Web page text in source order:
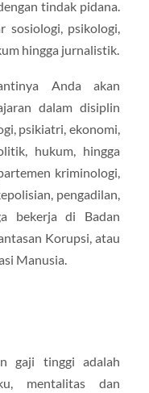
tindak pidana.
sosiologi, psikologi,
hingga jurnalistik.
Anda akan
dalam disiplin
psikiatri, ekonomi,
hukum, hingga
kriminologi,
pengadilan,
bekerja di Badan
Korupsi, atau
Manusia.
gaji tinggi adalah
mentalitas dan